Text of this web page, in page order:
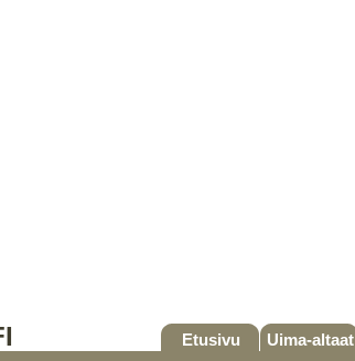
Etusivu Uima-altaat